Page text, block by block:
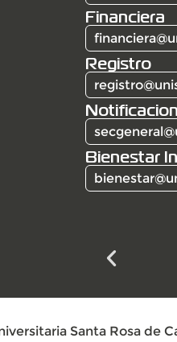
Financiera
Registro
Bienestar
Santa Rosa de